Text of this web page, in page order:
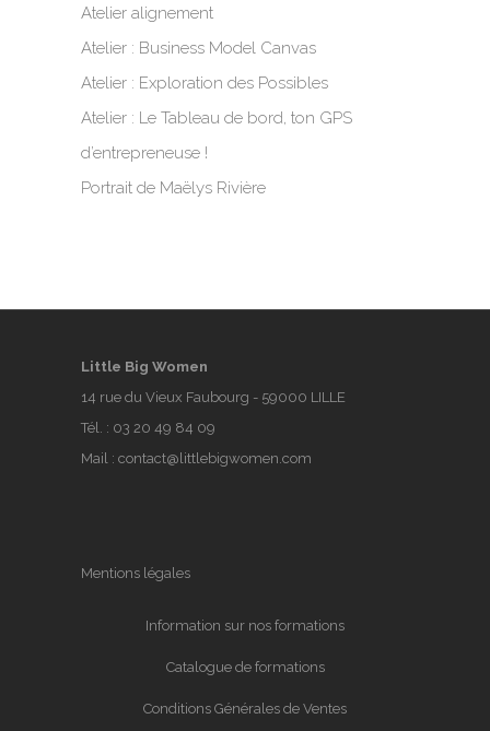
Atelier alignement
Atelier : Business Model Canvas
Atelier : Exploration des Possibles
Atelier : Le Tableau de bord, ton GPS
d’entrepreneuse !
Portrait de Maëlys Rivière
Little Big Women
14 rue du Vieux Faubourg - 59000 LILLE
Tél. : 03 20 49 84 09
Mail : contact@littlebigwomen.com
Mentions légales
Information sur nos formations
Catalogue de formations
Conditions Générales de Ventes